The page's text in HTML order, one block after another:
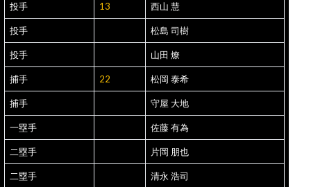
投手 13 西山 慧
投手 松島 司樹
投手 山田 燎
捕手 22 松岡 泰希
捕手 守屋 大地
一塁手 佐藤 有為
二塁手 片岡 朋也
二塁手 清永 浩司